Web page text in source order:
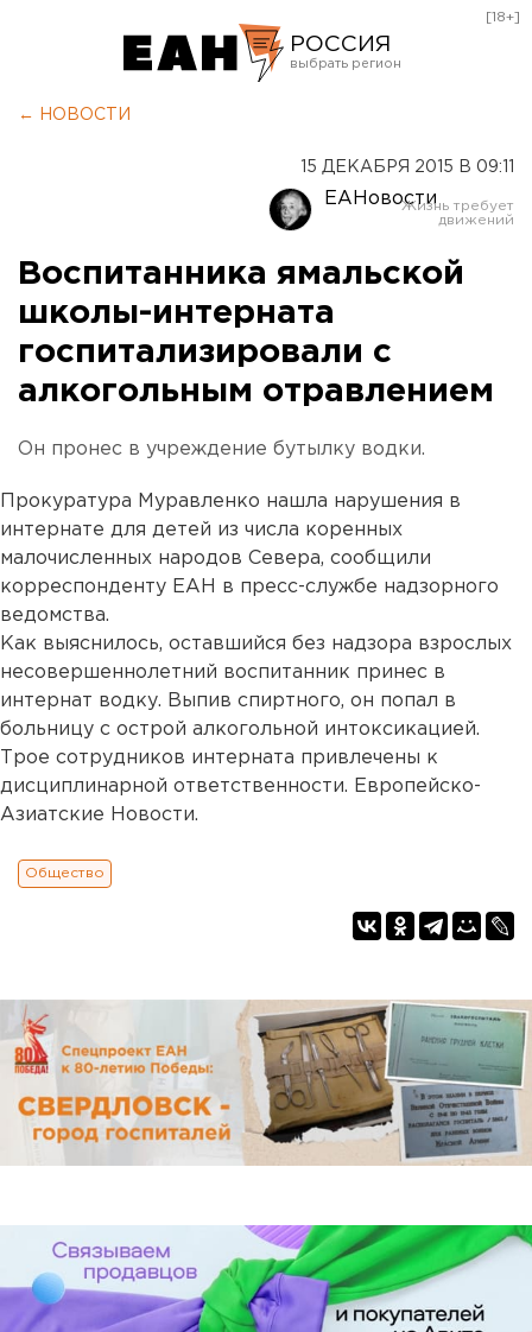
РОССИЯ
Оренбург
[18+]
← НОВОСТИ
15 ДЕКАБРЯ 2015 В 09:11
ЕАНовости
Воспитанника ямальской
школы-интерната
госпитализировали с
алкогольным отравлением
Он пронес в учреждение бутылку водки.
Прокуратура Муравленко нашла нарушения в
интернате для детей из числа коренных
малочисленных народов Севера, сообщили
корреспонденту ЕАН в пресс-службе надзорного
ведомства.
Как выяснилось, оставшийся без надзора взрослых
несовершеннолетний воспитанник принес в
интернат водку. Выпив спиртного, он попал в
больницу с острой алкогольной интоксикацией.
Трое сотрудников интерната привлечены к
дисциплинарной ответственности. Европейско-
Азиатские Новости.
Общество